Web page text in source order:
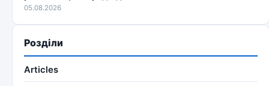
05.08.2026
Розділи
Articles